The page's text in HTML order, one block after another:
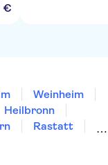
€
Weinheim
Heilbronn
Rastatt